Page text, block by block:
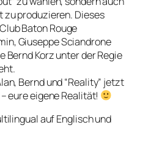
zu produzieren. Dieses
Baton Rouge
Giuseppe Sciandrone
Bernd Korz unter der Regie
Bernd und “Reality” jetzt
eure eigene Realität!
auf Englisch und